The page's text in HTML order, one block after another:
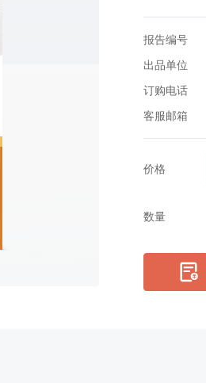
报告编号
出品单位
订购电话
客服邮箱
价格
数量